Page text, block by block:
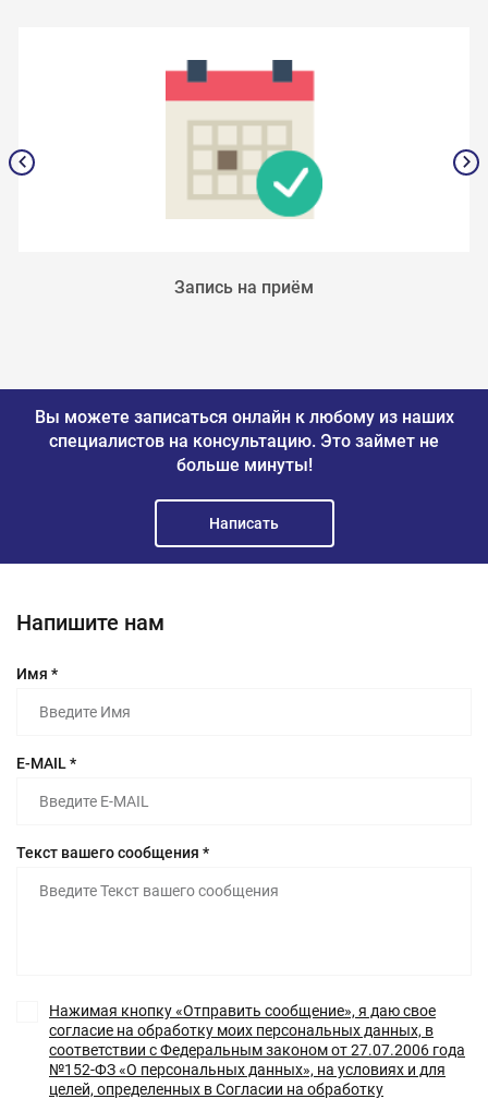
Запись на приём
Вы можете записаться онлайн к любому из наших
специалистов на консультацию. Это займет не
больше минуты!
Написать
Напишите нам
Имя *
E-MAIL *
Текст вашего сообщения *
Нажимая кнопку «Отправить сообщение», я даю свое
согласие на обработку моих персональных данных, в
соответствии с Федеральным законом от 27.07.2006 года
№152-ФЗ «О персональных данных», на условиях и для
целей, определенных в Согласии на обработку